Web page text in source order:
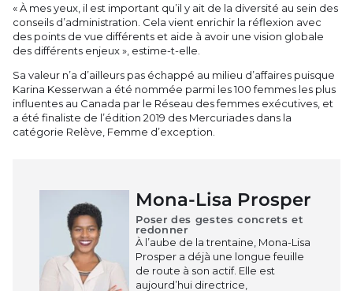
« À mes yeux, il est important qu’il y ait de la diversité au sein des
conseils d’administration. Cela vient enrichir la réflexion avec
des points de vue différents et aide à avoir une vision globale
des différents enjeux », estime-t-elle.
Sa valeur n’a d’ailleurs pas échappé au milieu d’affaires puisque
Karina Kesserwan a été nommée parmi les 100 femmes les plus
influentes au Canada par le Réseau des femmes exécutives, et
a été finaliste de l’édition 2019 des Mercuriades dans la
catégorie Relève, Femme d’exception.
Mona-Lisa Prosper
Poser des gestes concrets et
redonner
À l’aube de la trentaine, Mona-Lisa
Prosper a déjà une longue feuille
de route à son actif. Elle est
aujourd’hui directrice,